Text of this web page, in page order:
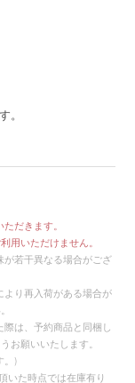
。
だきます。
用いただけません。
が若干異なる場合がござ
より再入荷がある場合が
は、予約商品と同梱し
お願いいたします。
。)
いた時点では在庫有り